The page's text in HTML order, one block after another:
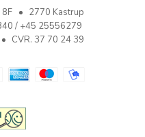
8F
2770 Kastrup
/ +45 25556279
CVR. 37 70 24 39